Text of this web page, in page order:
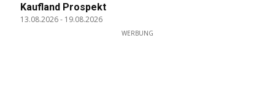
Kaufland Prospekt
13.08.2026- 19.08.2026
WERBUNG